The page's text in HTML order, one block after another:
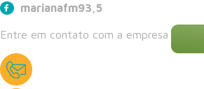
marianafm93,5
Entre em contato com a empresa